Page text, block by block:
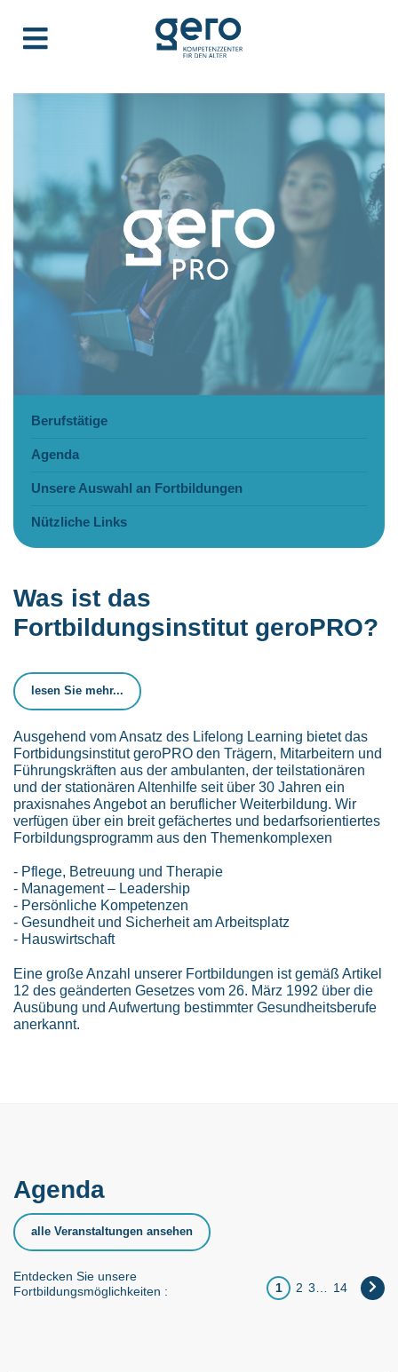
Berufstätige
Agenda
Unsere Auswahl an Fortbildungen
Nützliche Links
Was ist das
Fortbildungsinstitut geroPRO?
lesen Sie mehr...
Ausgehend vom Ansatz des Lifelong Learning bietet das
Fortbidungsinstitut geroPRO den Trägern, Mitarbeitern und
Führungskräften aus der ambulanten, der teilstationären
und der stationären Altenhilfe seit über 30 Jahren ein
praxisnahes Angebot an beruflicher Weiterbildung. Wir
verfügen über ein breit gefächertes und bedarfsorientiertes
Forbildungsprogramm aus den Themenkomplexen
- Pflege, Betreuung und Therapie
- Management – Leadership
- Persönliche Kompetenzen
- Gesundheit und Sicherheit am Arbeitsplatz
- Hauswirtschaft
Eine große Anzahl unserer Fortbildungen ist gemäß Artikel
12 des geänderten Gesetzes vom 26. März 1992 über die
Ausübung und Aufwertung bestimmter Gesundheitsberufe
anerkannt.
Agenda
alle Veranstaltungen ansehen
Entdecken Sie unsere
Fortbildungsmöglichkeiten :
1 2 3… 14